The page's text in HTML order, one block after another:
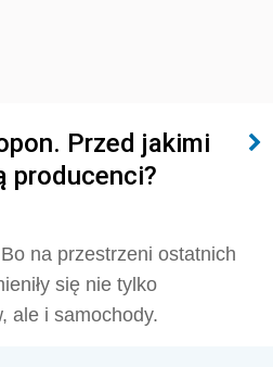
Przed jakimi
producenci?
na przestrzeni ostatnich
się nie tylko
ale i samochody.